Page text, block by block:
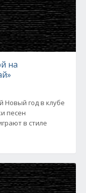
на
Новый год в клубе
песен
в стиле